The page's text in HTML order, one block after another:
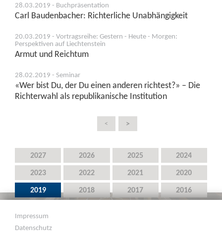
28.03.2019 - Buchpräsentation
Carl Baudenbacher: Richterliche Unabhängigkeit
20.03.2019 - Vortragsreihe: Gestern - Heute - Morgen:
Perspektiven auf Liechtenstein
Armut und Reichtum
28.02.2019 - Seminar
«Wer bist Du, der Du einen anderen richtest?» – Die
Richterwahl als republikanische Institution
< >
2027 2026 2025
2024
2023
2022 2021
2020
2019
2018 2017
2016
2011
Impressum
Datenschutz